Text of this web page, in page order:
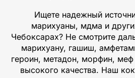
Ищете надежный
марихуаны, мдма и
Чебоксарах? Не смотрите
марихуану, гашиш,
героин, метадон, морфин,
высокого качества. Наш